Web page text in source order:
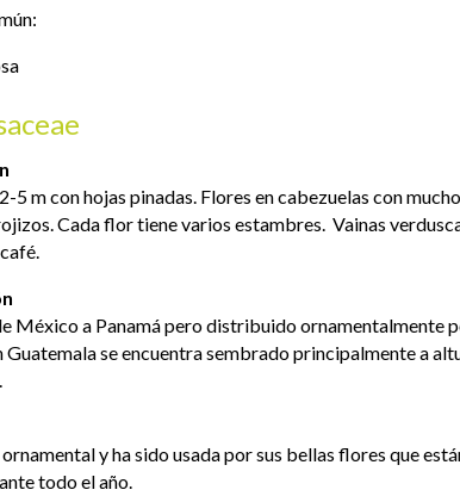
5 m con hojas pinadas. Flores en cabezuelas con
Cada flor tiene varios estambres. Vainas
México a Panamá pero distribuido ornamentalmente
se encuentra sembrado principalmente a
y ha sido usada por sus bellas flores que
todo el año.